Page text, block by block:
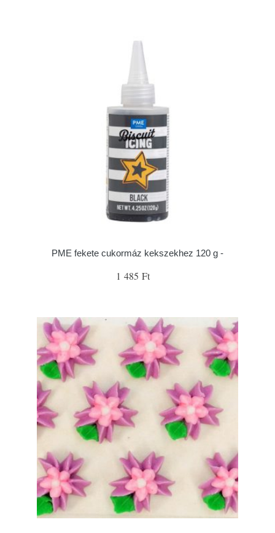
PME fekete cukormáz kekszekhez 120 g -
1 485 Ft